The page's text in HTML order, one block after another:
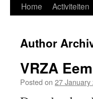
Home Activiteiten
Author
VRZA
Posted on 27 January